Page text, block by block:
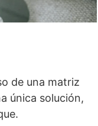
de una matriz
única solución,